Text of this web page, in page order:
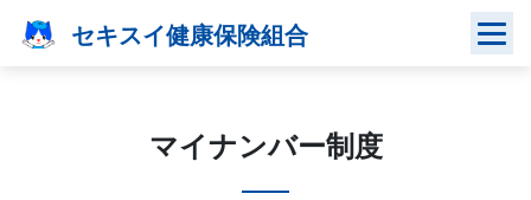
セキスイ健康保険組合
マイナンバー制度